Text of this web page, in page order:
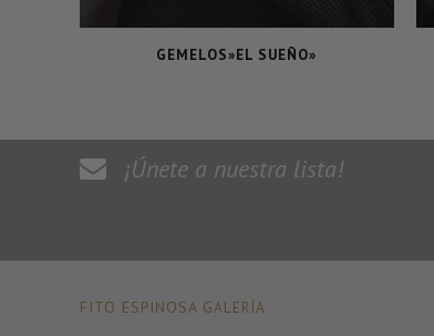
GEMELOS»EL SUEÑO»
¡Únete a nuestra lista!
FITO ESPINOSA GALERÍA